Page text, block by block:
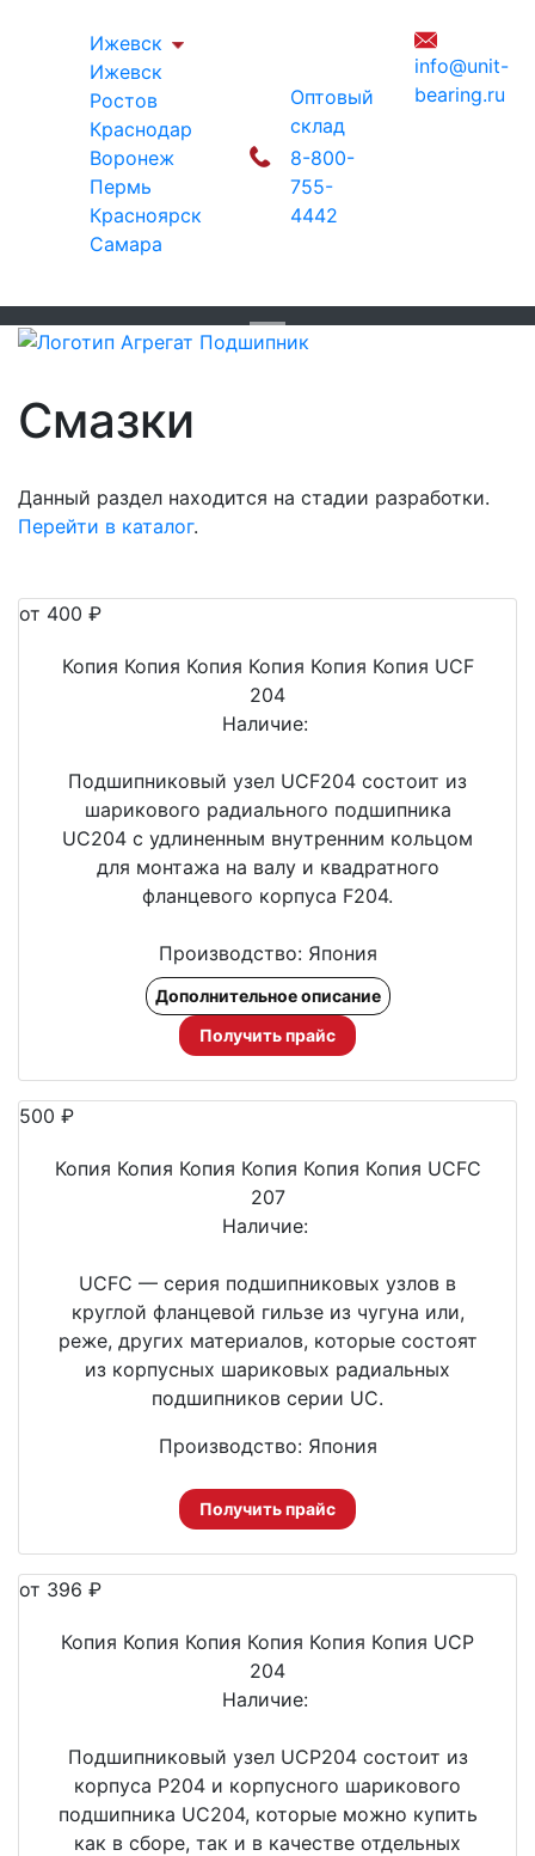
Ижевск
Ижевск
Ростов
Краснодар
Воронеж
Пермь
Красноярск
Самара
Оптовый
склад
8-800-
755-
4442
info@unit-
bearing.ru
Смазки
Данный раздел находится на стадии разработки.
Перейти в каталог.
от 400 ₽
Копия Копия Копия Копия Копия Копия UCF
204
Наличие:
Подшипниковый узел UCF204 состоит из
шарикового радиального подшипника
UС204 с удлиненным внутренним кольцом
для монтажа на валу и квадратного
фланцевого корпуса F204.
Производство: Япония
Дополнительное описание
Получить прайс
500 ₽
Копия Копия Копия Копия Копия Копия UCFC
207
Наличие:
UCFC — серия подшипниковых узлов в
круглой фланцевой гильзе из чугуна или,
реже, других материалов, которые состоят
из корпусных шариковых радиальных
подшипников серии UС.
Производство: Япония
Получить прайс
от 396 ₽
Копия Копия Копия Копия Копия Копия UCP
204
Наличие:
Подшипниковый узел UCP204 состоит из
корпуса P204 и корпусного шарикового
подшипника UC204, которые можно купить
как в сборе, так и в качестве отдельных